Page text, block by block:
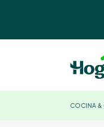
COCINA &